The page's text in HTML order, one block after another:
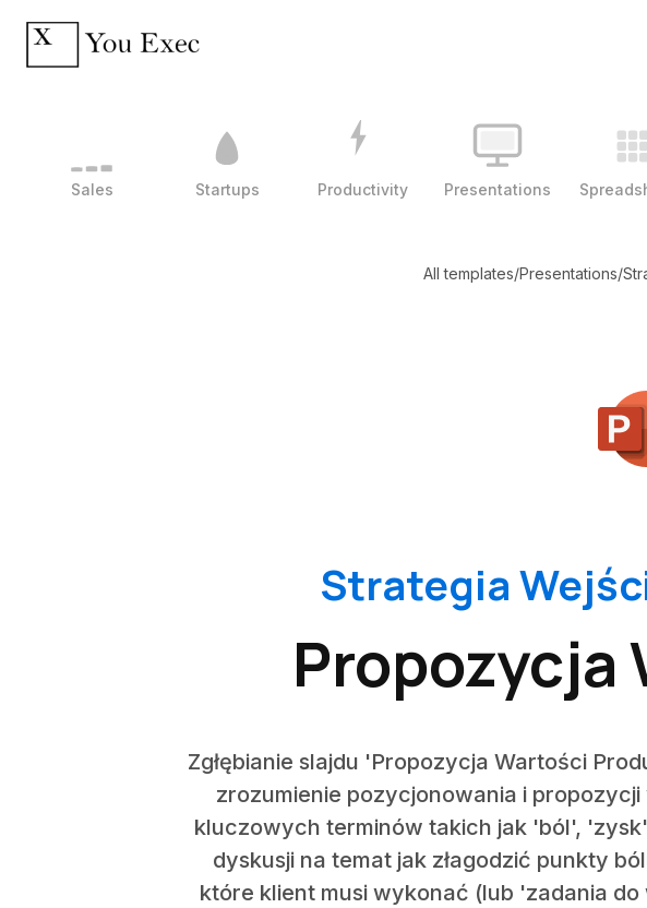
Sales Startups Productivity Presentations
All templates/Presentations/
Strategia
Propozycja
Zgłębianie slajdu 'Propozycja Wartości
zrozumienie pozycjonowania i
kluczowych terminów takich jak 'ból',
dyskusji na temat jak złagodzić punkty
które klient musi wykonać (lub 'zadania